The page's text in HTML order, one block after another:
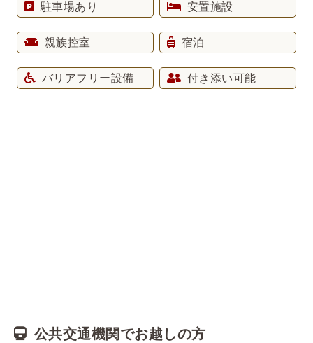
駐車場あり 安置施設
親族控室 宿泊
バリアフリー設備 付き添い可能
公共交通機関でお越しの方